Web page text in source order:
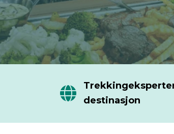
destinasjon